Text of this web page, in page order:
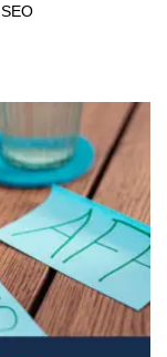
SEO